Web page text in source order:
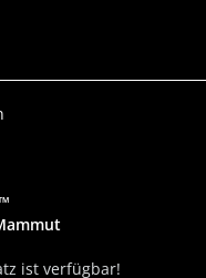
ist verfügbar!